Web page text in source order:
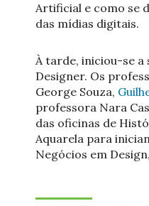
Artificial e como se
das mídias digitais.
À tarde, iniciou-se a
Designer. Os
George Souza,
professora Nara
das oficinas de
Aquarela para
Negócios em